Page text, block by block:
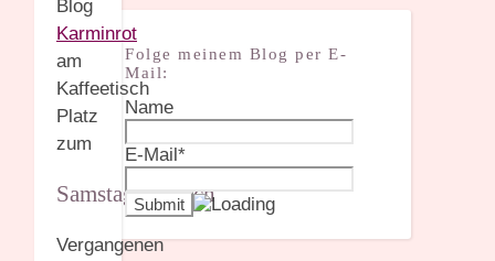
Blog
Karminrot
am
Kaffeetisch
Platz
zum
Samstagsplausch
Vergangenen
Folge meinem Blog per E-
Mail:
Name
E-Mail*